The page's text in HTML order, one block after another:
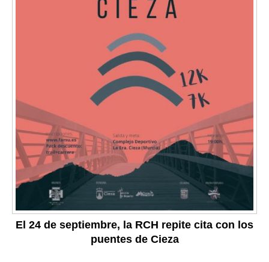
El 24 de septiembre, la RCH repite cita con los
puentes de Cieza